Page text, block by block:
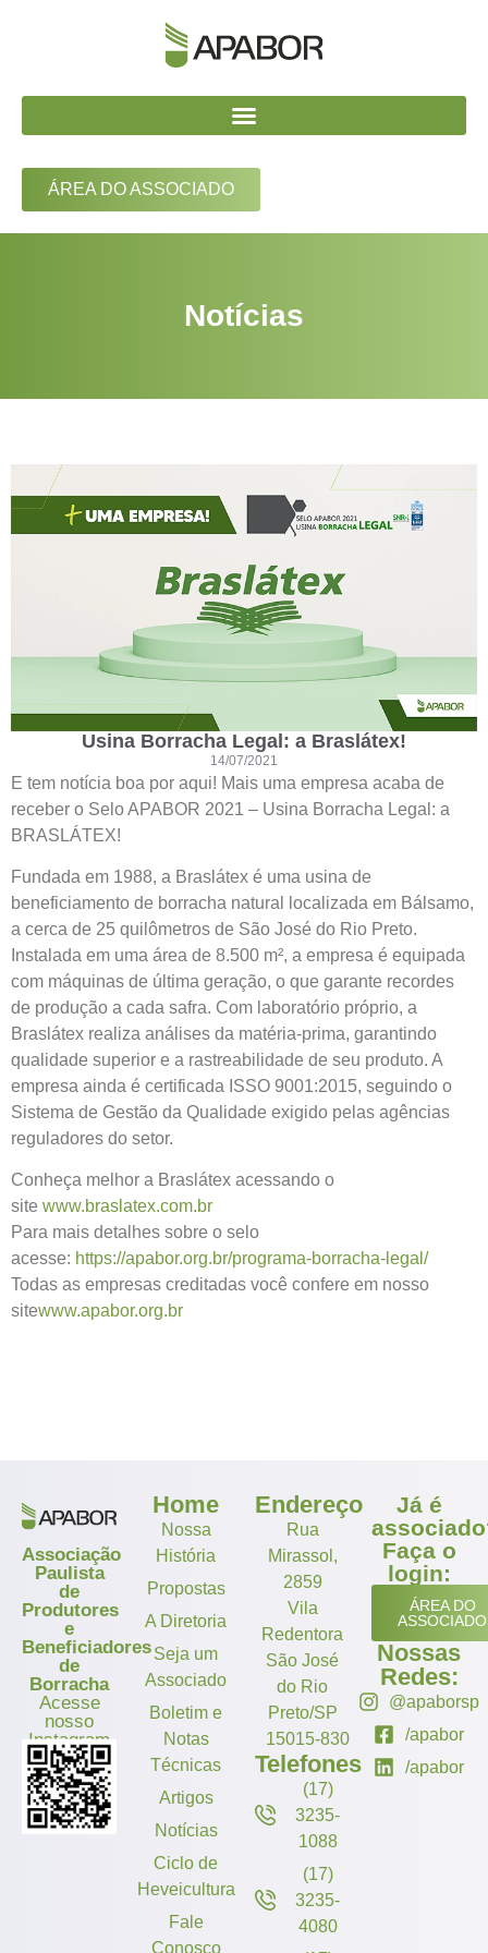
ÁREA DO ASSOCIADO
Notícias
Usina Borracha Legal: a Braslátex!
14/07/2021
E tem notícia boa por aqui! Mais uma empresa acaba de
receber o Selo APABOR 2021 – Usina Borracha Legal: a
BRASLÁTEX!
Fundada em 1988, a Braslátex é uma usina de
beneficiamento de borracha natural localizada em Bálsamo,
a cerca de 25 quilômetros de São José do Rio Preto.
Instalada em uma área de 8.500 m², a empresa é equipada
com máquinas de última geração, o que garante recordes
de produção a cada safra. Com laboratório próprio, a
Braslátex realiza análises da matéria-prima, garantindo
qualidade superior e a rastreabilidade de seu produto. A
empresa ainda é certificada ISSO 9001:2015, seguindo o
Sistema de Gestão da Qualidade exigido pelas agências
reguladores do setor.
Conheça melhor a Braslátex acessando o
site www.braslatex.com.br
Para mais detalhes sobre o selo
acesse: https://apabor.org.br/programa-borracha-legal/
Todas as empresas creditadas você confere em nosso
sitewww.apabor.org.br
Associação
Paulista
de
Produtores
e
Beneficiadores
de
Borracha
Acesse
nosso
Instagram
Home
Nossa
História
Propostas
A Diretoria
Seja um
Associado
Boletim e
Notas
Técnicas
Artigos
Notícias
Ciclo de
Heveicultura
Fale
Conosco
Endereço
Rua
Mirassol,
2859
Vila
Redentora
São José
do Rio
Preto/SP
15015-830
Telefones
(17)
3235-
1088
(17)
3235-
4080
Já é
Faça o
login:
ÁREA DO
ASSOCIADO
Nossas
Redes:
@apaborsp
/apabor
/apabor